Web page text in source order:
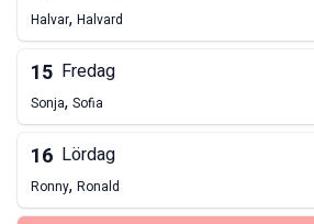
Halvar, Halvard
15 Fredag
Sonja, Sofia
16 Lördag
Ronny, Ronald